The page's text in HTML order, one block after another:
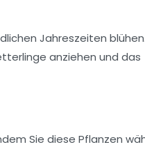
Jahreszeiten
anziehen und das
Sie diese Pflanzen